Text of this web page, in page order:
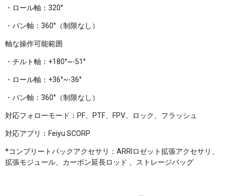
・ロール軸：320°
・パン軸：360°（制限なし）
軸な操作可能範囲
・チルト軸：+180°~-51°
・ロール軸：+36°~-36°
・パン軸：360°（制限なし）
対応フォローモード：PF、PTF、FPV、ロック、フラッシュ
対応アプリ：Feiyu SCORP
*コンプリートパックアクセサリ：ARRIロゼット拡張アクセサリ、
拡張モジュール、カーボン延長ロッド 、ストレージバッグ